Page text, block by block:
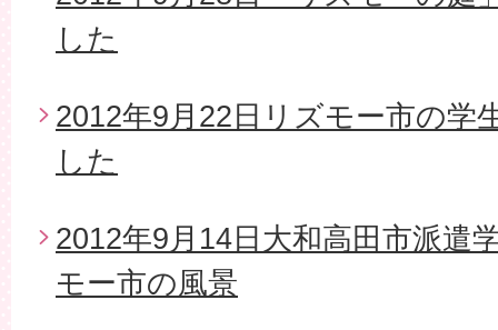
した
2012年9月22日リズモー市の学
した
2012年9月14日大和高田市派遣
モー市の風景